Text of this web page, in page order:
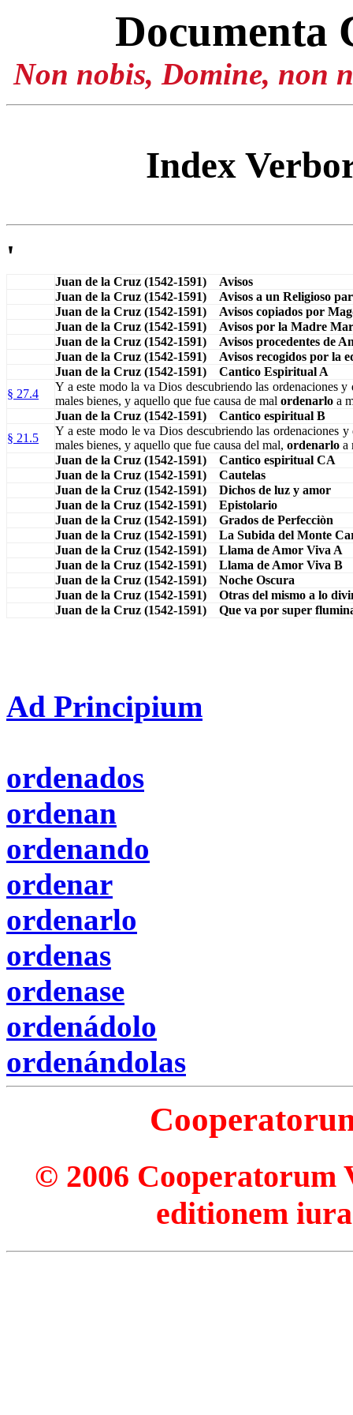
Documenta
Non nobis, Domine, non
Index
'
Juan de la Cruz (1542-1591) Avisos
Juan de la Cruz (1542-1591) Avisos a un Religioso
Juan de la Cruz (1542-1591) Avisos copiados por
Juan de la Cruz (1542-1591) Avisos por la Madre
Juan de la Cruz (1542-1591) Avisos procedentes de
Juan de la Cruz (1542-1591) Avisos recogidos por la
Juan de la Cruz (1542-1591) Cantico Espiritual A
§ 27.4
Y a este modo la va Dios descubriendo las ordenaciones
males bienes, y aquello que fue causa de mal ordenarlo a
Juan de la Cruz (1542-1591) Cantico espiritual B
§ 21.5
Y a este modo le va Dios descubriendo las ordenaciones
males bienes, y aquello que fue causa del mal, ordenarlo a
Juan de la Cruz (1542-1591) Cantico espiritual CA
Juan de la Cruz (1542-1591) Cautelas
Juan de la Cruz (1542-1591) Dichos de luz y amor
Juan de la Cruz (1542-1591) Epistolario
Juan de la Cruz (1542-1591) Grados de Perfecciòn
Juan de la Cruz (1542-1591) La Subida del Monte
Juan de la Cruz (1542-1591) Llama de Amor Viva A
Juan de la Cruz (1542-1591) Llama de Amor Viva B
Juan de la Cruz (1542-1591) Noche Oscura
Juan de la Cruz (1542-1591) Otras del mismo a lo
Juan de la Cruz (1542-1591) Que va por super
Ad Principium
ordenados
ordenan
ordenando
ordenar
ordenarlo
ordenas
ordenase
ordenádolo
ordenándolas
© 2006 Cooperatorum
editionem